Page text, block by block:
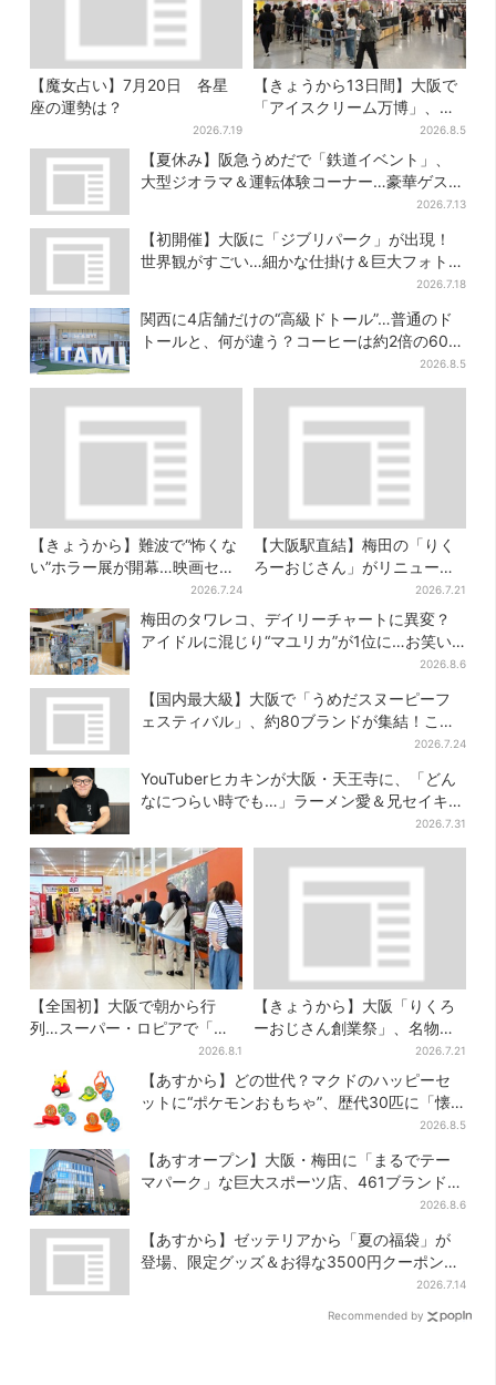
【魔女占い】7月20日 各星
座の運勢は？
2026.7.19
【きょうから13日間】大阪で
「アイスクリーム万博」、全
国34ブランド・100種超…初
登場の「チョコソフト」に行
列
2026.8.5
【夏休み】阪急うめだで「鉄道イベント」、
大型ジオラマ＆運転体験コーナー…豪華ゲスト
2026.7.13
【初開催】大阪に「ジブリパーク」が出現！
世界観がすごい…細かな仕掛け＆巨大フォトス
2026.7.18
関西に4店舗だけの“高級ドトール”…普通のド
トールと、何が違う？コーヒーは約2倍の600
2026.8.5
【きょうから】難波で“怖くな
い”ホラー展が開幕…映画セッ
トのなかに入って、怪異も触
り放題！？
2026.7.24
【大阪駅直結】梅田の「りく
ろーおじさん」がリニューア
ル！チーズケーキ以外も充
実…並ばず買える「ロッカ
ー」も設置
2026.7.21
梅田のタワレコ、デイリーチャートに異変？
アイドルに混じり“マユリカ”が1位に…お笑い
2026.8.6
【国内最大級】大阪で「うめだスヌーピーフ
ェスティバル」、約80ブランドが集結！ここ
2026.7.24
YouTuberヒカキンが大阪・天王寺に、「どん
なにつらい時でも…」ラーメン愛＆兄セイキン
2026.7.31
【全国初】大阪で朝から行
列…スーパー・ロピアで「ど
デカ抽選会」、開始30分で“1
等黒毛和牛”の当選も
2026.8.1
【きょうから】大阪「りくろ
ーおじさん創業祭」、名物
の“和菓子”を梅田で販売 6日
間限定でお得に
2026.7.21
【あすから】どの世代？マクドのハッピーセ
ットに“ポケモンおもちゃ”、歴代30匹に「懐
2026.8.5
【あすオープン】大阪・梅田に「まるでテー
マパーク」な巨大スポーツ店、461ブランド集
2026.8.6
【あすから】ゼッテリアから「夏の福袋」が
登場、限定グッズ＆お得な3500円クーポン付
2026.7.14
Recommended by